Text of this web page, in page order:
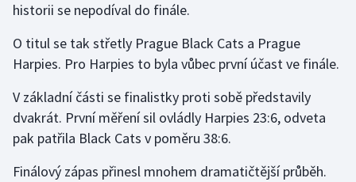
Moderní pětiboj
Motorsport
Parasport
Plavání
historii se nepodíval do finále.
O titul se tak střetly Prague Black Cats a Prague
Harpies. Pro Harpies to byla vůbec první účast ve finále.
V základní části se finalistky proti sobě představily
dvakrát. První měření sil ovládly Harpies 23:6, odveta
pak patřila Black Cats v poměru 38:6.
Finálový zápas přinesl mnohem dramatičtější průběh.